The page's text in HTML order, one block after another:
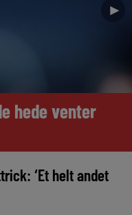
►
hede venter
‘Et helt andet